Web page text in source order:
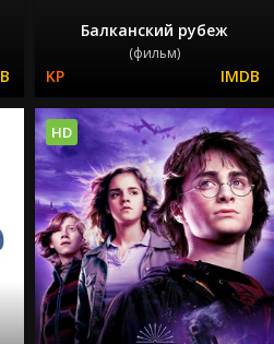
Балканский рубеж
(фильм)
HD